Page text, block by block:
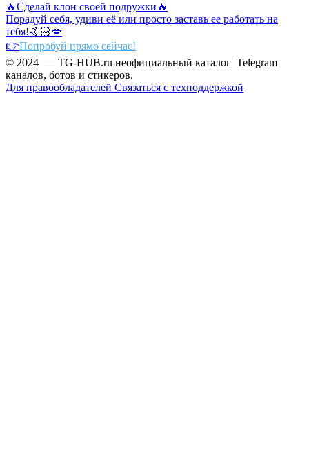
🔥Сделай клон своей подружки🔥
Порадуй себя, удиви её или просто заставь ее работать на
тебя!🤙🏻💋
👉Попробуй прямо сейчас!
© 2024 — TG-HUB.ru неофициальный каталог Telegram
каналов, ботов и стикеров.
Для правообладателей Связаться с техподдержкой